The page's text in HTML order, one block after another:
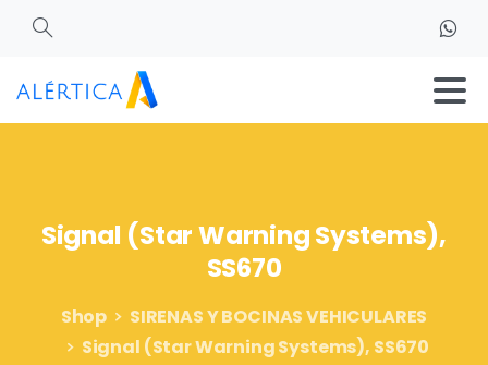
Search
Signal (StarWarningSystems),
SS670
Shop
SIRENAS Y BOCINAS VEHICULARES
Signal (Star Warning Systems), SS670